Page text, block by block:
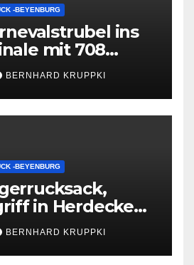
-BEYENBURG
ins
mit 708
BERNHARD KRUPPKI
-BEYENBURG
in Herdecke
über
BERNHARD KRUPPKI